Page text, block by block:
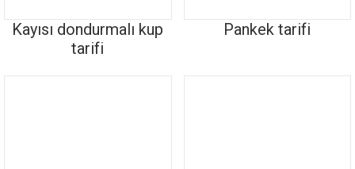
Kayısı dondurmalı kup
tarifi
Pankek tarifi